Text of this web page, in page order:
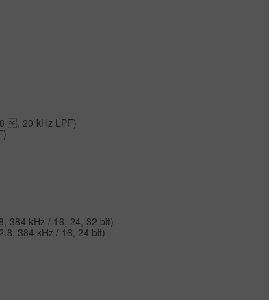
, 20 kHz LPF)
384 kHz / 16, 24, 32 bit)
384 kHz / 16, 24 bit)